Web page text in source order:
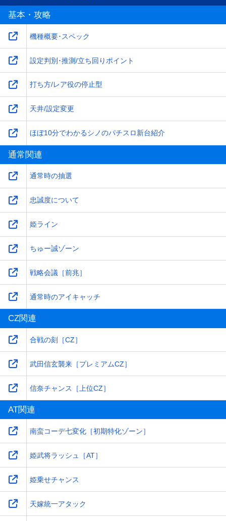
基本・攻略
機種概要･スペック
設定判別･推測/立ち回りポイント
打ち方/レア役の停止型
天井/設定変更
ほぼ10分でわかるシノのパチスロ新台紹介
通常関連
通常時の抽選
忠誠度について
姫ライン
ちゅー誠ゾーン
戦略会議［前兆］
通常時のアイキャッチ
CZ関連
合戦の刻［CZ］
武田信玄襲来［プレミアムCZ］
信奈チャンス［上位CZ］
AT関連
南蛮コーデ七変化［初期特化ゾーン］
姫武将ラッシュ［AT］
姫乗せチャンス
天嫁統一アタック